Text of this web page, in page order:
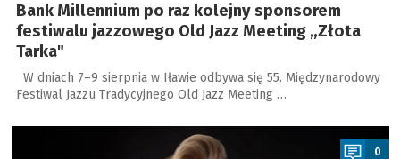
Bank Millennium po raz kolejny sponsorem
festiwalu jazzowego Old Jazz Meeting „Złota
Tarka"
W dniach 7–9 sierpnia w Iławie odbywa się 55. Międzynarodowy
Festiwal Jazzu Tradycyjnego Old Jazz Meeting …
a
0